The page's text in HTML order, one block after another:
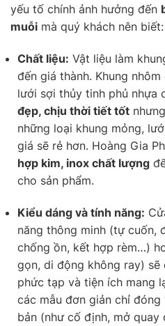
yếu tố chính ảnh hưởng đến
muỗi mà quý khách nên biết:
Chất liệu: Vật liệu làm
đến giá thành. Khung
lưới sợi thủy tinh phủ nhựa
đẹp, chịu thời tiết tốt
những loại khung mỏng,
giá sẽ rẻ hơn. Hoàng Gia
hợp kim, inox chất lượng
cho sản phẩm.
Kiểu dáng và tính năng:
năng thông minh (tự cuốn,
chống ồn, kết hợp rèm…)
gọn, di động không ray)
phức tạp và tiện ích mang
các mẫu đơn giản chỉ
bản (như cố định, mở quay